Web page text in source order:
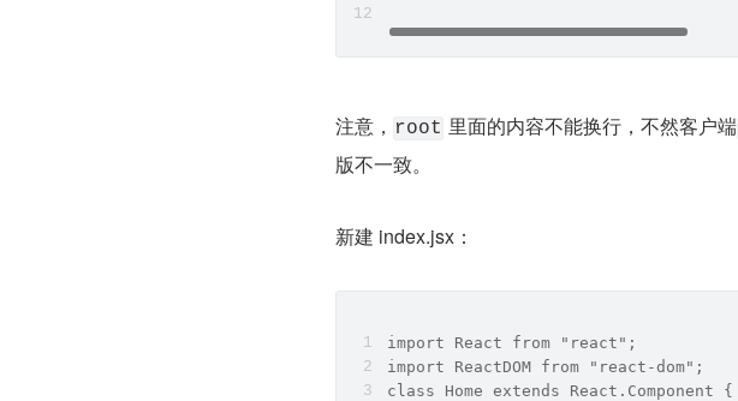
注意， root 里面的内容不能换行，不然客户端
版不一致。
新建 index.jsx：
import React from "react";
import ReactDOM from "react-dom";
class Home extends React.Component {